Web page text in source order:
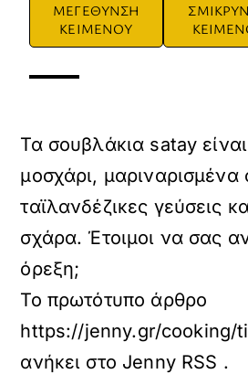
ΜΕΓΕΘΥΝΣΗ
ΚΕΙΜΕΝΟΥ
Τα σουβλάκια satay είναι
μοσχάρι, μαριναρισμένα
ταϊλανδέζικες γεύσεις
σχάρα. Έτοιμοι να σας
όρεξη;
Το πρωτότυπο άρθρο
https://jenny.gr/cooking/
ανήκει στο Jenny RSS .